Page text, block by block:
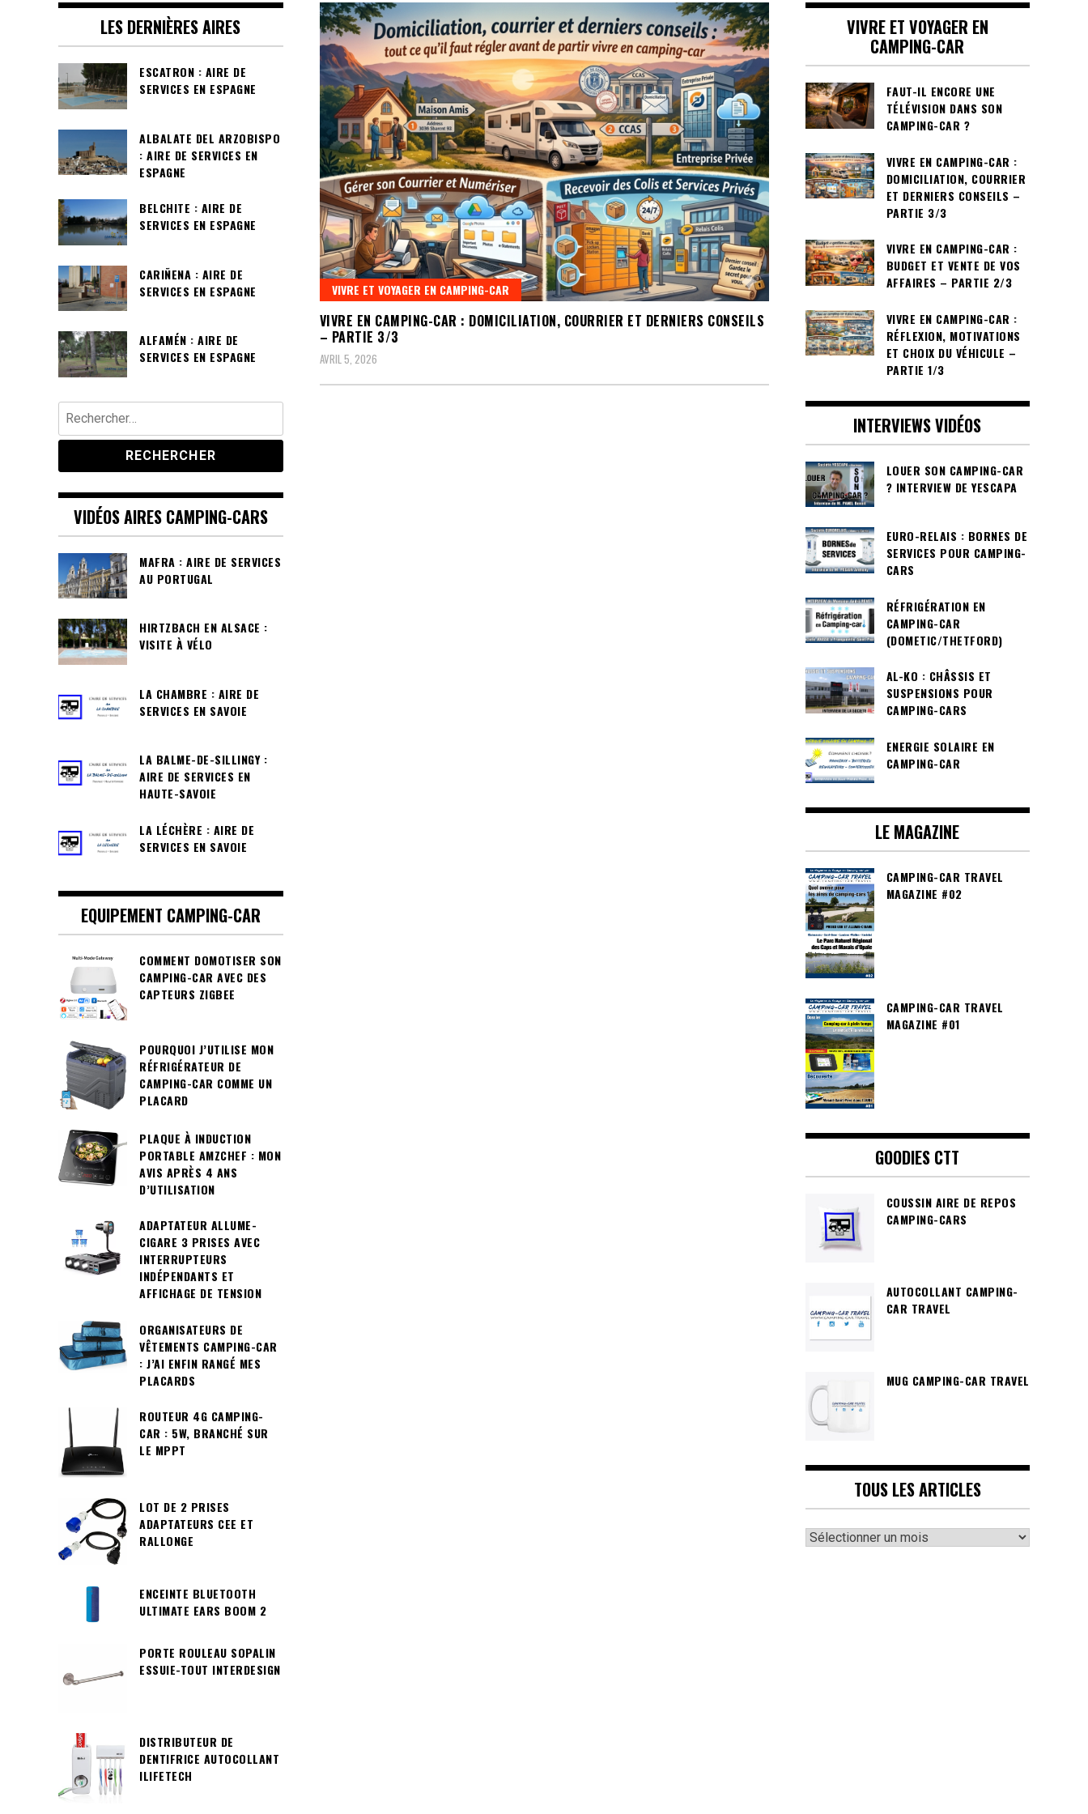
VIVRE ET VOYAGER EN CAMPING-CAR
VIVRE EN CAMPING-CAR : DOMICILIATION, COURRIER ET DERNIERS CONSEILS
– PARTIE 3/3
AVRIL 5, 2026
LES DERNIÈRES AIRES
ESCATRON : AIRE DE
SERVICES EN ESPAGNE
ALBALATE DEL ARZOBISPO
: AIRE DE SERVICES EN
ESPAGNE
BELCHITE : AIRE DE
SERVICES EN ESPAGNE
CARIÑENA : AIRE DE
SERVICES EN ESPAGNE
ALFAMÉN : AIRE DE
SERVICES EN ESPAGNE
Rechercher :
VIDÉOS AIRES CAMPING-CARS
MAFRA : AIRE DE SERVICES
AU PORTUGAL
HIRTZBACH EN ALSACE :
VISITE À VÉLO
LA CHAMBRE : AIRE DE
SERVICES EN SAVOIE
LA BALME-DE-SILLINGY :
AIRE DE SERVICES EN
HAUTE-SAVOIE
LA LÉCHÈRE : AIRE DE
SERVICES EN SAVOIE
EQUIPEMENT CAMPING-CAR
COMMENT DOMOTISER SON
CAMPING-CAR AVEC DES
CAPTEURS ZIGBEE
POURQUOI J’UTILISE MON
RÉFRIGÉRATEUR DE
CAMPING-CAR COMME UN
PLACARD
PLAQUE À INDUCTION
PORTABLE AMZCHEF : MON
AVIS APRÈS 4 ANS
D’UTILISATION
ADAPTATEUR ALLUME-
CIGARE 3 PRISES AVEC
INTERRUPTEURS
INDÉPENDANTS ET
AFFICHAGE DE TENSION
ORGANISATEURS DE
VÊTEMENTS CAMPING-CAR
: J’AI ENFIN RANGÉ MES
PLACARDS
ROUTEUR 4G CAMPING-
CAR : 5W, BRANCHÉ SUR
LE MPPT
LOT DE 2 PRISES
ADAPTATEURS CEE ET
RALLONGE
ENCEINTE BLUETOOTH
ULTIMATE EARS BOOM 2
PORTE ROULEAU SOPALIN
ESSUIE-TOUT INTERDESIGN
DISTRIBUTEUR DE
DENTIFRICE AUTOCOLLANT
ILIFETECH
VIVRE ET VOYAGER EN
CAMPING-CAR
FAUT-IL ENCORE UNE
TÉLÉVISION DANS SON
CAMPING-CAR ?
VIVRE EN CAMPING-CAR :
DOMICILIATION, COURRIER
ET DERNIERS CONSEILS –
PARTIE 3/3
VIVRE EN CAMPING-CAR :
BUDGET ET VENTE DE VOS
AFFAIRES – PARTIE 2/3
VIVRE EN CAMPING-CAR :
RÉFLEXION, MOTIVATIONS
ET CHOIX DU VÉHICULE –
PARTIE 1/3
INTERVIEWS VIDÉOS
LOUER SON CAMPING-CAR
? INTERVIEW DE YESCAPA
EURO-RELAIS : BORNES DE
SERVICES POUR CAMPING-
CARS
RÉFRIGÉRATION EN
CAMPING-CAR
(DOMETIC/THETFORD)
AL-KO : CHÂSSIS ET
SUSPENSIONS POUR
CAMPING-CARS
ENERGIE SOLAIRE EN
CAMPING-CAR
LE MAGAZINE
CAMPING-CAR TRAVEL
MAGAZINE #02
CAMPING-CAR TRAVEL
MAGAZINE #01
GOODIES CTT
COUSSIN AIRE DE REPOS
CAMPING-CARS
AUTOCOLLANT CAMPING-
CAR TRAVEL
MUG CAMPING-CAR TRAVEL
TOUS LES ARTICLES
Tous